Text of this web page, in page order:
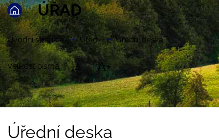
ÚŘAD
Úvodní stránka Úřad Úřední deska
Velikost písma: A A+
Úřední deska